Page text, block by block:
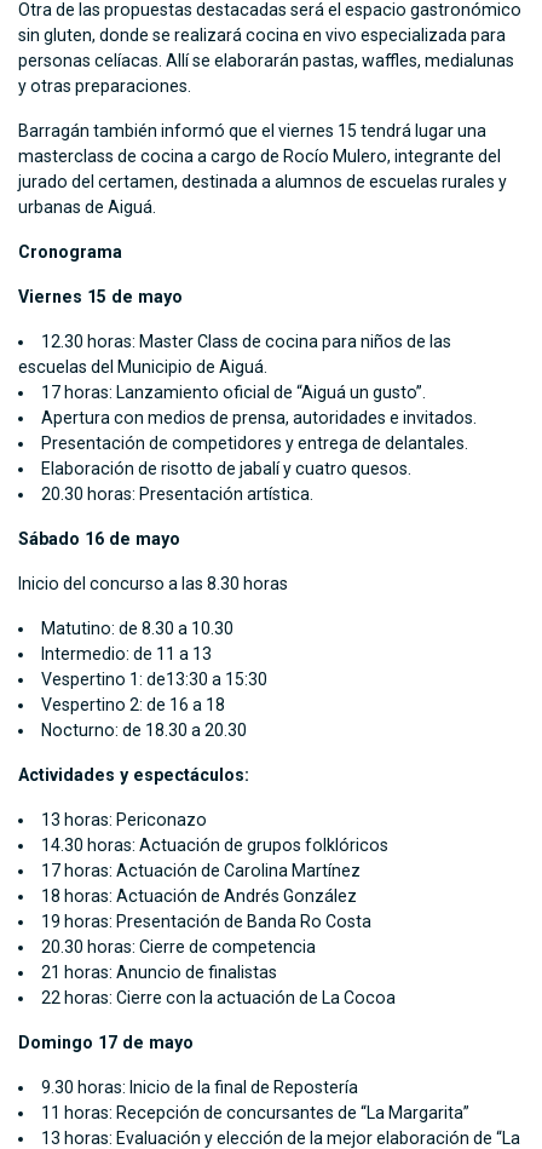
Otra de las propuestas destacadas será el espacio gastronómico
sin gluten, donde se realizará cocina en vivo especializada para
personas celíacas. Allí se elaborarán pastas, waffles, medialunas
y otras preparaciones.
Barragán también informó que el viernes 15 tendrá lugar una
masterclass de cocina a cargo de Rocío Mulero, integrante del
jurado del certamen, destinada a alumnos de escuelas rurales y
urbanas de Aiguá.
Cronograma
Viernes 15 de mayo
12.30 horas: Master Class de cocina para niños de las
escuelas del Municipio de Aiguá.
17 horas: Lanzamiento oficial de “Aiguá un gusto”.
Apertura con medios de prensa, autoridades e invitados.
Presentación de competidores y entrega de delantales.
Elaboración de risotto de jabalí y cuatro quesos.
20.30 horas: Presentación artística.
Sábado 16 de mayo
Inicio del concurso a las 8.30 horas
Matutino: de 8.30 a 10.30
Intermedio: de 11 a 13
Vespertino 1: de13:30 a 15:30
Vespertino 2: de 16 a 18
Nocturno: de 18.30 a 20.30
Actividades y espectáculos:
13 horas: Periconazo
14.30 horas: Actuación de grupos folklóricos
17 horas: Actuación de Carolina Martínez
18 horas: Actuación de Andrés González
19 horas: Presentación de Banda Ro Costa
20.30 horas: Cierre de competencia
21 horas: Anuncio de finalistas
22 horas: Cierre con la actuación de La Cocoa
Domingo 17 de mayo
9.30 horas: Inicio de la final de Repostería
11 horas: Recepción de concursantes de “La Margarita”
13 horas: Evaluación y elección de la mejor elaboración de “La